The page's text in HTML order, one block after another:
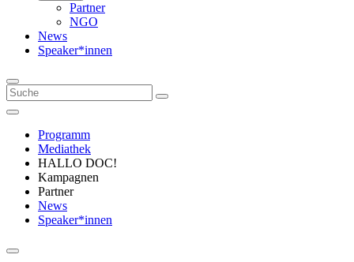
Partner
NGO
News
Speaker*innen
Programm
Mediathek
HALLO DOC!
Kampagnen
Partner
News
Speaker*innen